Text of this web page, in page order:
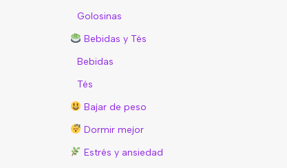
Golosinas
Bebidas y Tés
Bebidas
Tés
Bajar de peso
Dormir mejor
Estrés y ansiedad